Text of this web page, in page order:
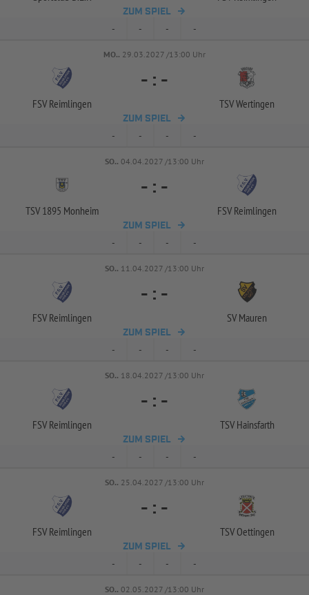
ZUM SPIEL
- - - -
MO.. 29.03.2027 /13:00 Uhr
FSV Reimlingen
- : -
TSV Wertingen
ZUM SPIEL
- - - -
SO.. 04.04.2027 /13:00 Uhr
TSV 1895 Monheim
- : -
FSV Reimlingen
ZUM SPIEL
- - - -
SO.. 11.04.2027 /13:00 Uhr
FSV Reimlingen
- : -
SV Mauren
ZUM SPIEL
- - - -
SO.. 18.04.2027 /13:00 Uhr
FSV Reimlingen
- : -
TSV Hainsfarth
ZUM SPIEL
- - - -
SO.. 25.04.2027 /13:00 Uhr
FSV Reimlingen
- : -
TSV Oettingen
ZUM SPIEL
- - - -
SO.. 02.05.2027 /13:00 Uhr